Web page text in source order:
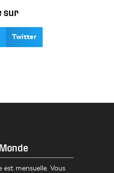
sur
Twitter
est mensuelle. Vous